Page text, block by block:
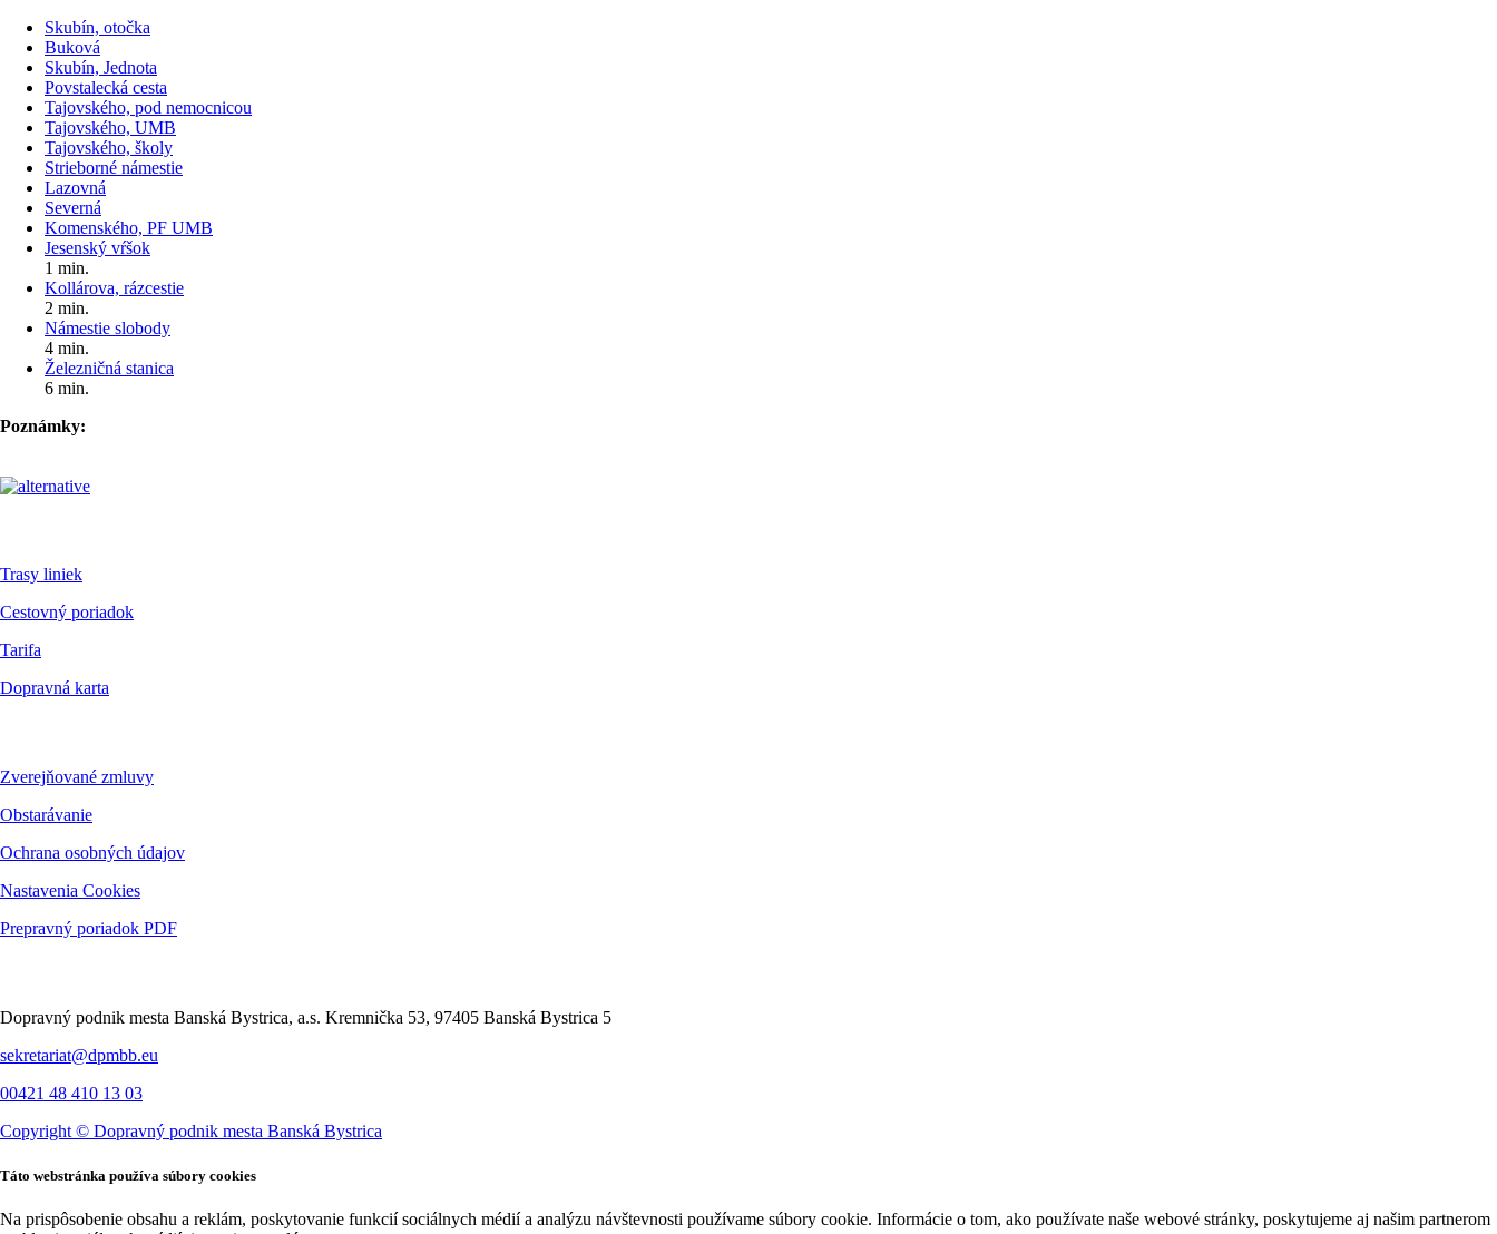
Skubín, otočka
Buková
Skubín, Jednota
Povstalecká cesta
Tajovského, pod nemocnicou
Tajovského, UMB
Tajovského, školy
Strieborné námestie
Lazovná
Severná
Komenského, PF UMB
Jesenský vŕšok
1 min.
Kollárova, rázcestie
2 min.
Námestie slobody
4 min.
Železničná stanica
6 min.
Poznámky:
Trasy liniek
Cestovný poriadok
Tarifa
Dopravná karta
Zverejňované zmluvy
Obstarávanie
Ochrana osobných údajov
Nastavenia Cookies
Prepravný poriadok PDF
Dopravný podnik mesta Banská Bystrica, a.s. Kremnička 53, 97405 Banská Bystrica 5
sekretariat@dpmbb.eu
00421 48 410 13 03
Copyright © Dopravný podnik mesta Banská Bystrica
Táto webstránka používa súbory cookies
Na prispôsobenie obsahu a reklám, poskytovanie funkcií sociálnych médií a analýzu návštevnosti používame súbory cookie. Informácie o tom, ako používate naše webové stránky, poskytujeme aj našim partnerom